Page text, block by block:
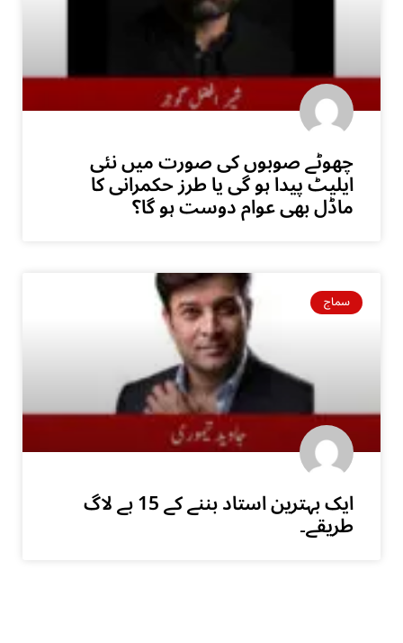
چھوٹے صوبوں کی صورت میں نئی
ایلیٹ پیدا ہو گی یا طرز حکمرانی کا
ماڈل بھی عوام دوست ہو گا؟
سماج
ایک بہترین استاد بننے کے 15 بے لاگ
طریقے۔